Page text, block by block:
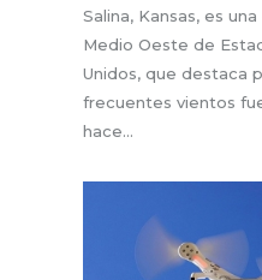
Salina, Kansas, es
Medio Oeste de
Unidos, que destaca
frecuentes vientos
hace…